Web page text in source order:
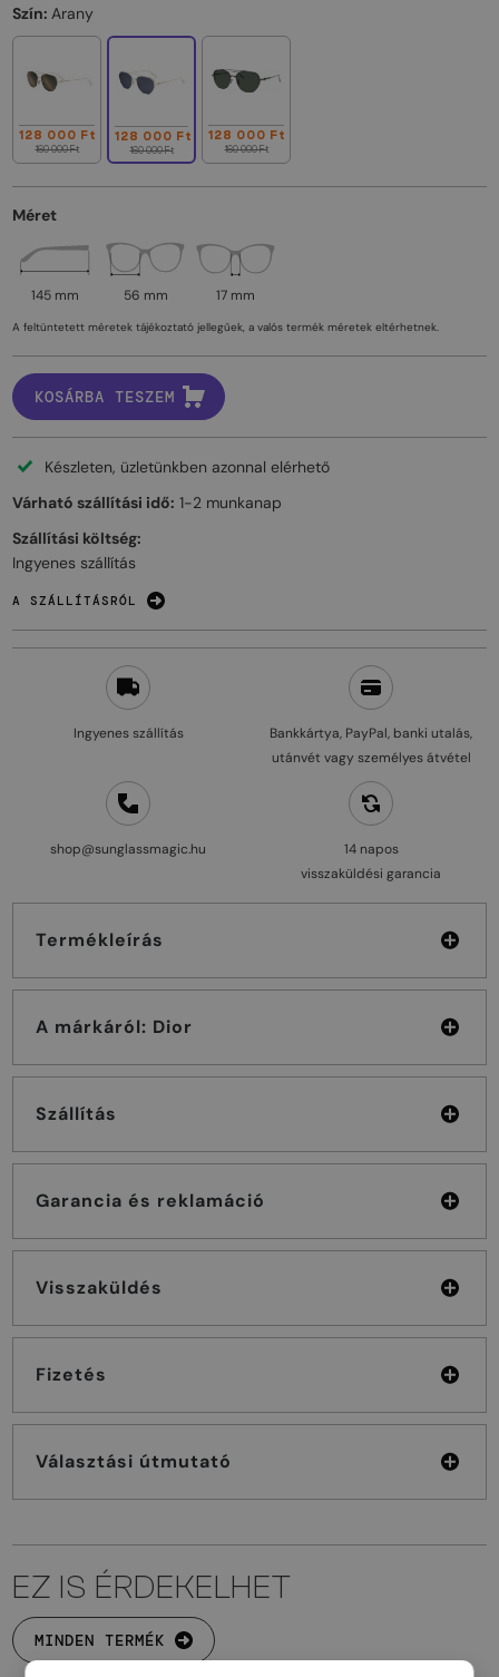
Ingyenes szállítás
Bankkártya, PayPal, banki utalás,
utánvét vagy személyes átvétel
shop@sunglassmagic.hu
14 napos
visszaküldési garancia
Termékleírás
A márkáról: Dior
Szállítás
Garancia és reklamáció
Visszaküldés
Fizetés
Választási útmutató
Szín: Arany
128 000 Ft
160 000 Ft
128 000 Ft
160 000 Ft
128 000 Ft
160 000 Ft
Méret
145 mm 56 mm 17 mm
A feltüntetett méretek tájékoztató jellegűek, a valós termék méretek eltérhetnek.
KOSÁRBA TESZEM
Készleten, üzletünkben azonnal elérhető
Várható szállítási idő: 1-2 munkanap
Szállítási költség:
Ingyenes szállítás
A SZÁLLÍTÁSRÓL
EZ IS ÉRDEKELHET
MINDEN TERMÉK